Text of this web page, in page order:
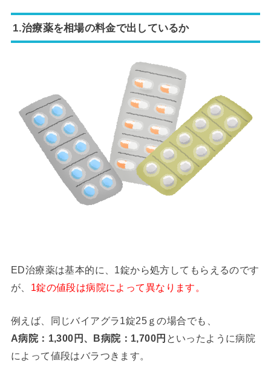
1.治療薬を相場の料金で出しているか
ED治療薬は基本的に、1錠から処方してもらえるのです
が、 1錠の値段は病院によって異なります。
例えば、同じバイアグラ1錠25ｇの場合でも、
A病院：1,300円、B病院：1,700円 といったように病院
によって値段はバラつきます。